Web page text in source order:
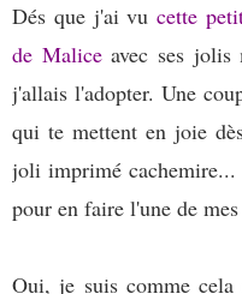
Dés que j'ai vucette
de Maliceavec ses jolis
j'allais l'adopter. Une
qui te mettent en joie
joli imprimé
pour en faire l'une de
Oui, je suis comme